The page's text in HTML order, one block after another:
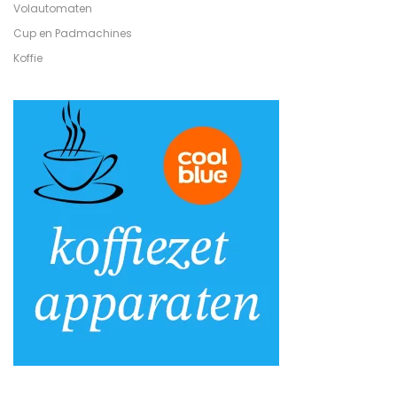
Volautomaten
Cup en Padmachines
Koffie